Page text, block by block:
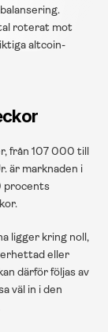
roterat mot
altcoin-
från 107 000 till
är marknaden i
procents
ligger kring noll,
eller
därför följas av
väl in i den